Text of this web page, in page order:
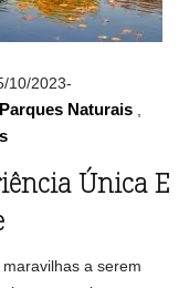
10/2023-
Parques Naturais,
Única E
a serem